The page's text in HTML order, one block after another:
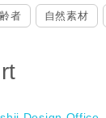
者 自然素材